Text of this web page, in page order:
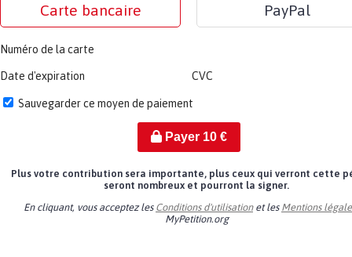
Carte bancaire PayPal
Numéro de la carte
Date d'expiration CVC
Sauvegarder ce moyen de paiement
Payer 10€
Plus votre contribution sera importante, plus ceux qui verront cette
seront nombreux et pourront la signer.
En cliquant, vous acceptez les Conditions d'utilisationet les Mentions
MyPetition.org